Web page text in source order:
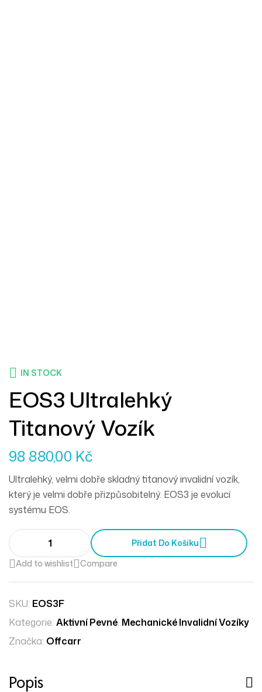
IN STOCK
EOS3 Ultralehký
Titanový Vozík
98 880,00 Kč
Ultralehký, velmi dobře skladný titanový invalidní vozík,
který je velmi dobře přizpůsobitelný. EOS3 je evolucí
systému EOS.
Přidat Do Košíku
Add to wishlist
Compare
SKU: EOS3F
Kategorie: Aktivní Pevné, Mechanické Invalidní Vozíky
Značka: Offcarr
Popis